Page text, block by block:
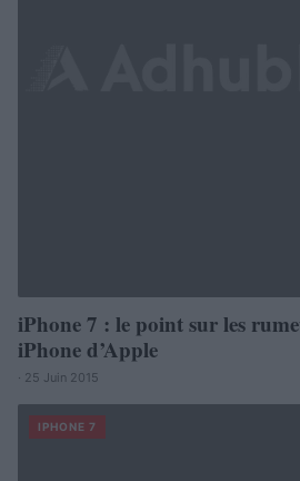
iPhone 7 : le point sur les
iPhone d’Apple
· 25 Juin 2015
IPHONE 7